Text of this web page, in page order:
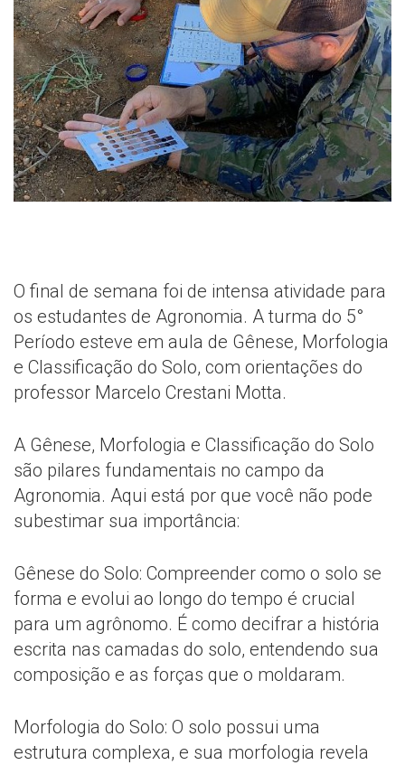
O final de semana foi de intensa atividade para
os estudantes de Agronomia. A turma do 5°
Período esteve em aula de Gênese, Morfologia
e Classificação do Solo, com orientações do
professor Marcelo Crestani Motta.
A Gênese, Morfologia e Classificação do Solo
são pilares fundamentais no campo da
Agronomia. Aqui está por que você não pode
subestimar sua importância:
Gênese do Solo: Compreender como o solo se
forma e evolui ao longo do tempo é crucial
para um agrônomo. É como decifrar a história
escrita nas camadas do solo, entendendo sua
composição e as forças que o moldaram.
Morfologia do Solo: O solo possui uma
estrutura complexa, e sua morfologia revela